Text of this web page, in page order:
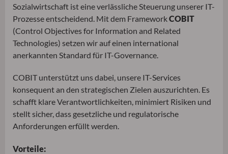
Sozialwirtschaft ist eine verlässliche Steuerung unserer IT-
Prozesse entscheidend. Mit dem FrameworkCOBIT
(Control Objectives for Information and Related
Technologies) setzen wir auf einen international
anerkannten Standard für IT-Governance.
COBIT unterstützt uns dabei, unsere IT-Services
konsequent an den strategischen Zielen auszurichten. Es
schafft klare Verantwortlichkeiten, minimiert Risiken und
stellt sicher, dass gesetzliche und regulatorische
Anforderungen erfüllt werden.
Vorteile: